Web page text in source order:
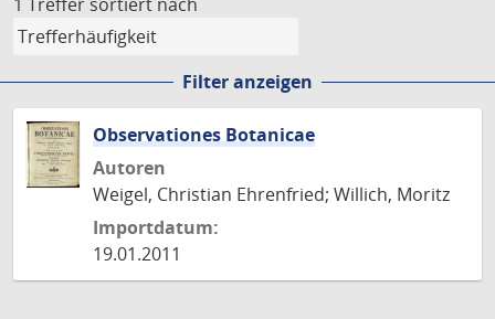
Filter anzeigen
Observationes Botanicae
Autoren
Weigel, Christian Ehrenfried; Willich, Moritz
Importdatum:
19.01.2011